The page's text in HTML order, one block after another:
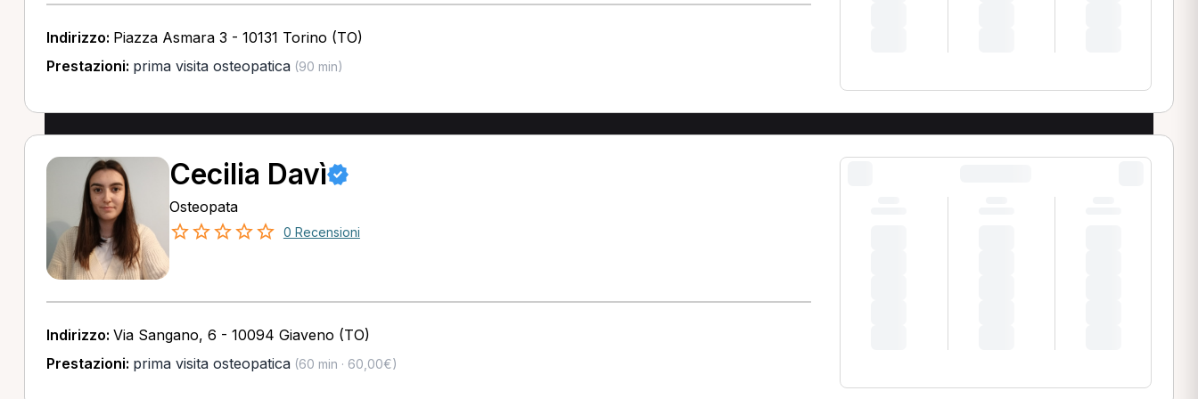
Indirizzo: Piazza Asmara 3 - 10131 Torino (TO)
Prestazioni: prima visita osteopatica(90 min)
Cecilia Davì
Osteopata
0 Recensioni
Indirizzo: Via Sangano, 6 - 10094 Giaveno (TO)
Prestazioni: prima visita osteopatica(60 min · 60,00€)